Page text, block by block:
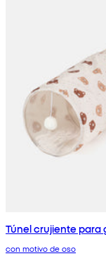
Túnel crujiente para
con motivo de oso